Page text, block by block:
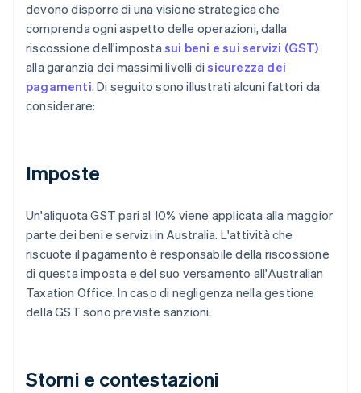
devono disporre di una visione strategica che
comprenda ogni aspetto delle operazioni, dalla
riscossione dell'impostasui beni e sui servizi (GST)
alla garanzia dei massimi livelli disicurezza dei
pagamenti. Di seguito sono illustrati alcuni fattori da
considerare:
Imposte
Un'aliquota GST pari al 10% viene applicata alla maggior
parte dei beni e servizi in Australia. L'attività che
riscuote il pagamento è responsabile della riscossione
di questa imposta e del suo versamento all'Australian
Taxation Office. In caso di negligenza nella gestione
della GST sono previste sanzioni.
Storni e contestazioni